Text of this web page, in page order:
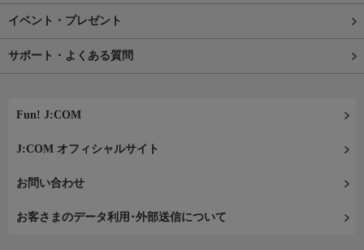
イベント・プレゼント
サポート・よくある質問
Fun! J:COM
J:COM オフィシャルサイト
お問い合わせ
お客さまのデータ利用･外部送信について